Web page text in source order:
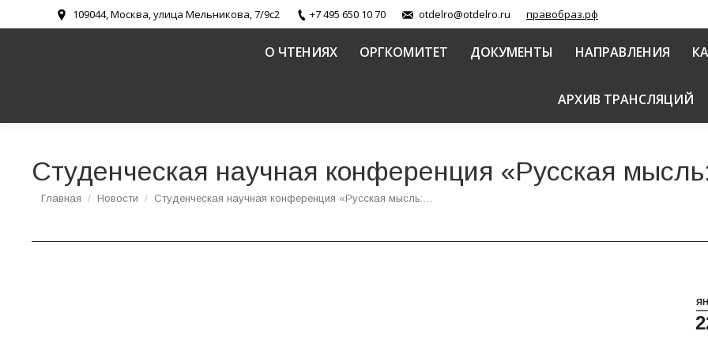
109044, Москва, улица Мельникова, 7/9с2 +7 495 650 10 70 otdelro@otdelro.ru правобраз.рф
О ЧТЕНИЯХ ОРГКОМИТЕТ ДОКУМЕНТЫ НАПРАВЛЕНИЯ
АРХИВ ТРАНСЛЯЦИЙ
Студенческая научная конференция «Русская
Вы здесь:
Главная Новости Студенческая научная конференция «Русская мысль:…